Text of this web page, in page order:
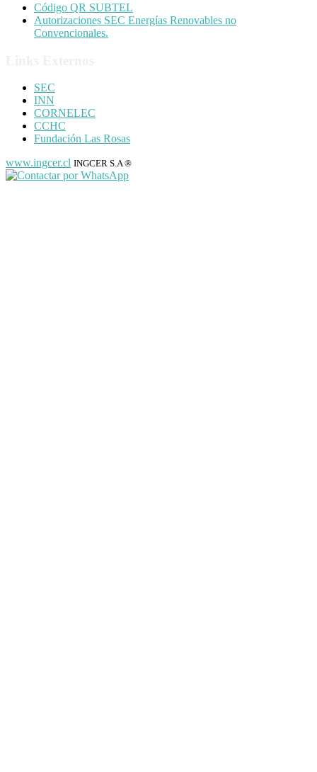
Código QR SUBTEL
Autorizaciones SEC Energías Renovables no
Convencionales.
SEC
INN
CORNELEC
CCHC
Fundación Las Rosas
www.ingcer.cl INGCER S.A ®